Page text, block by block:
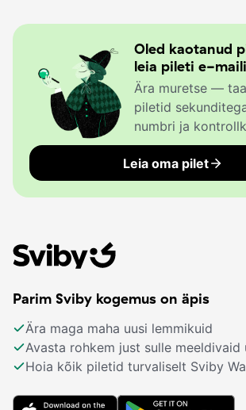
Oled kaotanud
leia pileti e-
Ära muretse —
piletid
numbri ja
Leia oma pilet
Parim Sviby kogemus on äpis
Ära maga maha uusi lemmikuid
Avasta rohkem just sulle meeldivaid
Hoia kõik piletid turvaliselt Sviby